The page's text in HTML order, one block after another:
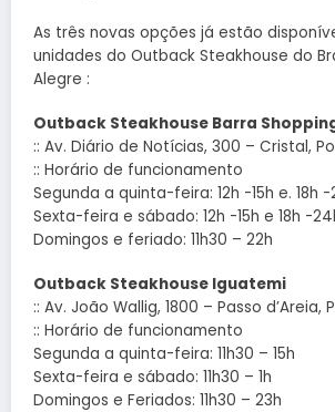
As três novas opções já estão
unidades do Outback Steakhouse do
Alegre :
Outback Steakhouse Barra
:: Av. Diário de Notícias, 300 – Cristal,
:: Horário de funcionamento
Segunda a quinta-feira: 12h -15h e. 18h -
Sexta-feira e sábado: 12h -15h e 18h -
Domingos e feriado: 11h30 – 22h
Outback Steakhouse Iguatemi
:: Av. João Wallig, 1800 – Passo d’Areia,
:: Horário de funcionamento
Segunda a quinta-feira: 11h30 – 15h
Sexta-feira e sábado: 11h30 – 1h
Domingos e Feriados: 11h30 – 23h